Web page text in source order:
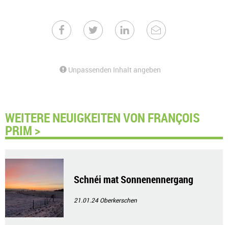
Unpassenden Inhalt angeben
WEITERE NEUIGKEITEN VON FRANÇOIS
PRIM >
Schnéi mat Sonnenennergang
21.01.24Oberkerschen